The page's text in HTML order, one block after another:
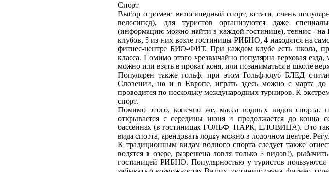
Спорт
Выбор огромен: велосипедный спорт, кстати, очень
велосипед), для туристов организуются даже
(информацию можно найти в каждой гостинице), теннис - на
клубов, 5 из них возле гостиницы РИБНО, 4 находятся на
фитнес-центре БИО-ФИТ. При каждом клубе есть школа,
класса. Помимо этого чрезвычайно популярна верховая
можно или взять в прокат коня, или позаниматься в школе
Популярен также гольф, при этом Гольф-клуб БЛЕД
Словении, но и в Европе, играть здесь можно с марта до
проводится по нескольку международных турниров. К
спорт.
Помимо этого, конечно же, масса водных видов спорта:
открывается с середины июня и продолжается до конца
бассейнах (в гостиницах ГОЛЬФ, ПАРК, ЕЛОВИЦА). Это
вида спорта, арендовать лодку можно в лодочном центре.
К традиционным видам водного спорта следует также
водятся в озере, разрешена ловля только 3 видов!),
гостиницей РИБНО. Популярностью у туристов